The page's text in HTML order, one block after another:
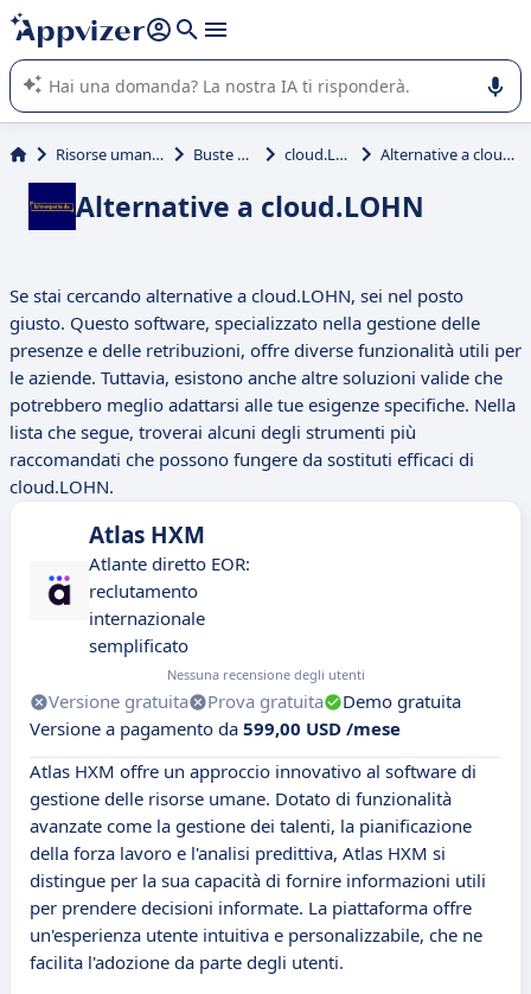
righe con
shift + enter
L'IA di Appvizer vi guida nell'utilizzo o nella scelta di un
software SaaS per la vostra azienda.
Risorse umane (HR) Buste paga cloud.LOHN Alternative a cloud.LOHN
Alternative a cloud.LOHN
Se stai cercando alternative a cloud.LOHN, sei nel posto
giusto. Questo software, specializzato nella gestione delle
presenze e delle retribuzioni, offre diverse funzionalità utili per
le aziende. Tuttavia, esistono anche altre soluzioni valide che
potrebbero meglio adattarsi alle tue esigenze specifiche. Nella
lista che segue, troverai alcuni degli strumenti più
raccomandati che possono fungere da sostituti efficaci di
cloud.LOHN.
Atlas HXM
Atlante diretto EOR:
reclutamento
internazionale
semplificato
Nessuna recensione degli utenti
Versione gratuita Prova gratuita
Demo gratuita
Versione a pagamento da 599,00 USD /mese
Atlas HXM offre un approccio innovativo al software di
gestione delle risorse umane. Dotato di funzionalità
avanzate come la gestione dei talenti, la pianificazione
della forza lavoro e l'analisi predittiva, Atlas HXM si
distingue per la sua capacità di fornire informazioni utili
per prendere decisioni informate. La piattaforma offre
un'esperienza utente intuitiva e personalizzabile, che ne
facilita l'adozione da parte degli utenti.